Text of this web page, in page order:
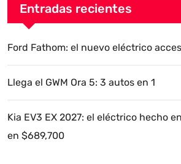
Entradas recientes
Ford Fathom: el nuevo eléctrico
Llega el GWM Ora 5: 3 autos en 1
Kia EV3 EX 2027: el eléctrico hecho
en $689,700